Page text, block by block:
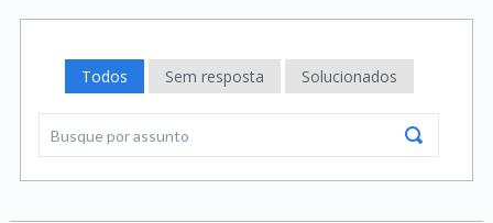
Todos Sem resposta Solucionados